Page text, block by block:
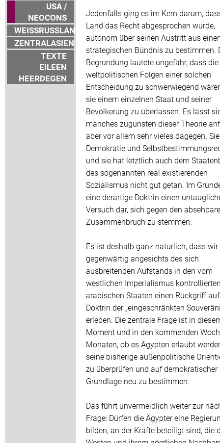
USA /
NEOCONS
WEISSRUSSLAND
ZENTRALASIEN
TEXTE
EILEEN
HEERDEGEN
Jedenfalls ging es im Kern darum,
Land das Recht abgesprochen wurde,
autonom über seinen Austritt aus
strategischen Bündnis zu bestimmen.
Begründung lautete ungefähr, dass die
weltpolitischen Folgen einer solchen
Entscheidung zu schwerwiegend
sie einem einzelnen Staat und seiner
Bevölkerung zu überlassen. Es lässt
manches zugunsten dieser Theorie
aber vor allem sehr vieles dagegen.
Demokratie und
und sie hat letztlich auch dem
des sogenannten real existierenden
Sozialismus nicht gut getan. Im
eine derartige Doktrin einen
Versuch dar, sich gegen den
Zusammenbruch zu stemmen.
Es ist deshalb ganz natürlich, dass wir
gegenwärtig angesichts des sich
ausbreitenden Aufstands in den vom
westlichen Imperialismus
arabischen Staaten einen Rückgriff
Doktrin der „eingeschränkten
erleben. Die zentrale Frage ist in
Moment und in den kommenden
Monaten, ob es Ägypten erlaubt
seine bisherige außenpolitische
zu überprüfen und auf demokratischer
Grundlage neu zu bestimmen.
Das führt unvermeidlich weiter zur
Frage: Dürfen die Ägypter eine
bilden, an der Kräfte beteiligt sind, die